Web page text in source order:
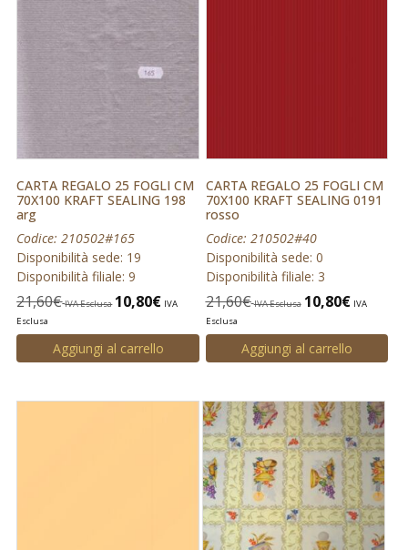
CARTA REGALO 25 FOGLI CM
70X100 KRAFT SEALING 198
arg
Codice: 210502#165
Disponibilità sede: 19
Disponibilità filiale: 9
21,60€ IVA Esclusa 10,80€ IVA
Esclusa
Aggiungi al carrello
CARTA REGALO 25 FOGLI CM
70X100 KRAFT SEALING 0191
rosso
Codice: 210502#40
Disponibilità sede: 0
Disponibilità filiale: 3
21,60€ IVA Esclusa 10,80€ IVA
Esclusa
Aggiungi al carrello